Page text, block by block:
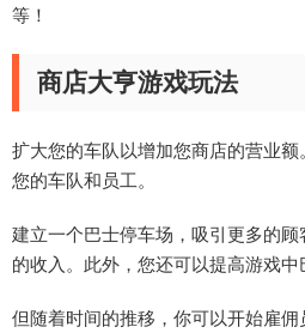
等！
商店大亨游戏玩法
扩大您的车队以增加您商店的营业
您的车队和员工。
建立一个巴士停车场，吸引更多的
的收入。此外，您还可以提高游戏中
但随着时间的推移，你可以开始雇